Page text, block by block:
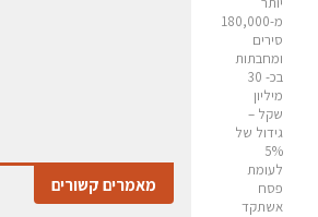
מ-180,000
סירים
ומחבתות
בכ- 30
מיליון
שקל –
גידול של
5%
לעומת
פסח
אשתקד
מאמרים קשורים